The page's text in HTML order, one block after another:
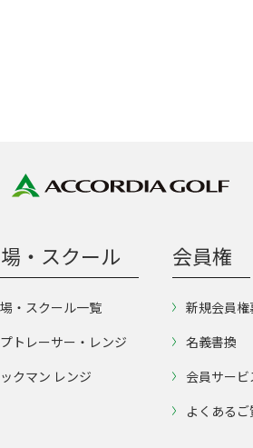
・スクール
・スクール一覧
トレーサー・レンジ
クマン レンジ
会員権
新規会員権
名義書換
会員サー
よくある